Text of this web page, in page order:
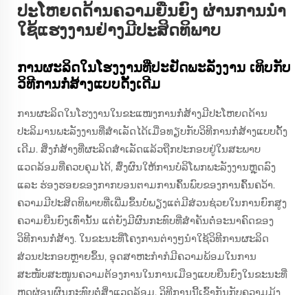
ປະໂຫຍດດ້ານຄວາມຍືນຍົງ ຜ່ານການນຳ
ໃຊ້ແຮງງານຢ່າງມີປະສິດທິພາບ
ການຜະລິດໃນໂຮງງານທີ່ປະຢັດພະລັງງານ ເທິບກັບ
ວິທີການກໍ່ສ້າງແບບດັ້ງເດີມ
ການຜະລິດໃນໂຮງງານໃນຂະແໜງການກໍ່ສ້າງມີປະໂຫຍດດ້ານ
ປະລິມານພະລັງງານທີ່ສຳເລັດໄດ້ເມື່ອທຽບກັບວິທີການກໍ່ສ້າງແບບດັ້ງ
ເດີມ. ສິ່ງກໍ່ສ້າງທີ່ຜະລິດສຳເລັດແລ້ວຖືກປະກອບຢູ່ໃນສະພາບ
ແວດລ້ອມທີ່ຄວບຄຸມໄດ້, ສົ່ງຜົນໃຫ້ການບໍລິໂພກພະລັງງານຫຼຸດລົງ
ແລະ ຮ່ອງຮອຍຂອງກາກບອນຕາມການຄົ້ນພົບຂອງການຄົ້ນຄວ້າ.
ຄວາມມີປະສິດທິພາບທີ່ເພີ່ມຂຶ້ນບໍ່ພຽງແຕ່ມີສ່ວນຊ່ວຍໃນການຍົກສູງ
ຄວາມຍືນຍົງເທົ່ານັ້ນ ແຕ່ຍັງມີຜົນກະທົບທີ່ສຳຄັນຕໍ່ອະນາຄົດຂອງ
ວິທີການກໍ່ສ້າງ. ໃນຂະນະທີ່ໂຄງການຕ່າງໆນຳໃຊ້ວິທີການຜະລິດ
ສ່ວນປະກອບຫຼາຍຂຶ້ນ, ອຸດສາຫະກໍາກໍມີຄວາມພ້ອມໃນການ
ສະໜັບສະໜູນຄວາມຕ້ອງການໃນການເມືອງແບບຍືນຍົງໃນຂະນະທີ່
ຫຼຸດຜ່ອນຜົນກະທົບຕໍ່ສິ່ງແວດລ້ອມ. ວິທີການນີ້ເຂົ້າກັນກັບຄວາມມຸ້ງ